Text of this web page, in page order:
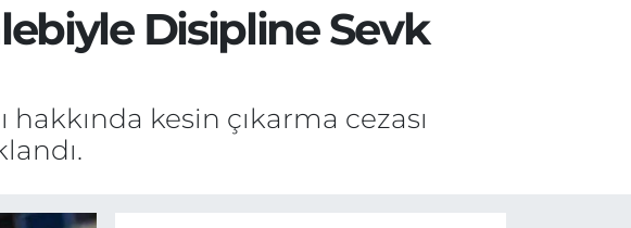
Disipline Sevk
kesin çıkarma cezası